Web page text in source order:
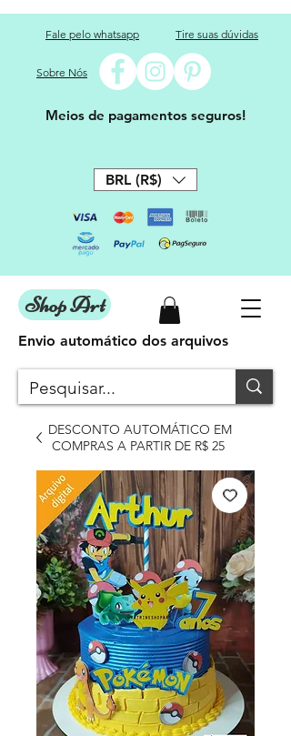
Fale pelo whatsapp Tire suas dúvidas
Sobre Nós
Meios de pagamentos seguros!
BRL (R$)
Shop Art
DESCONTO AUTOMÁTICO EM
COMPRAS A PARTIR DE R$ 25
Envio automático dos arquivos